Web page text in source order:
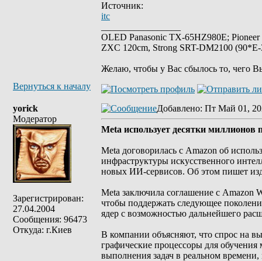
Источник:
itc
OLED Panasonic TX-65HZ980E;
ZXC 120cm, Strong SRT-DM2100
Желаю, чтобы у Вас сбылось то, чего
Вернуться к началу
yorick
Модератор
Зарегистрирован:
27.04.2004
Сообщения: 96473
Откуда: г.Киев
Добавлено: Пт Май 01,
Meta использует десятки
Meta договорилась с Amazon об
инфраструктуры искусственного
новых ИИ-сервисов. Об этом пишет
Meta заключила соглашение с Amazon
чтобы поддержать следующее
ядер с возможностью дальнейшего
В компании объясняют, что спрос на
графические процессоры для обучения
выполнения задач в реальном